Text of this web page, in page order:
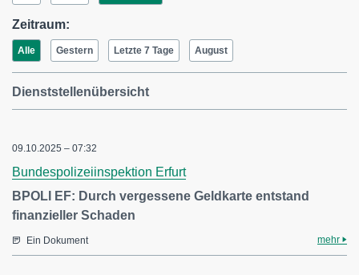
Zeitraum:
Alle Gestern Letzte 7 Tage August
Dienststellenübersicht
09.10.2025 – 07:32
Bundespolizeiinspektion Erfurt
BPOLI EF: Durch vergessene Geldkarte entstand
finanzieller Schaden
Ein Dokument mehr